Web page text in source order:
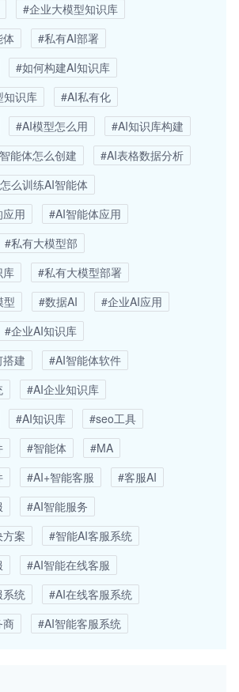
#企业大模型知识库
体
#私有AI部署
#如何构建AI知识库
知识库
#AI私有化
#AI模型怎么用
#AI知识库构建
能体怎么创建
#AI表格数据分析
么训练AI智能体
用
#AI智能体应用
#私有大模型部
库
#私有大模型部署
型
#数据AI
#企业AI应用
#企业AI知识库
建
#AI智能体软件
#AI企业知识库
#AI知识库
#seo工具
#智能体
#MA
#AI+智能客服
#客服AI
#AI智能服务
案
#智能AI客服系统
#AI智能在线客服
系统
#AI在线客服系统
商
#AI智能客服系统